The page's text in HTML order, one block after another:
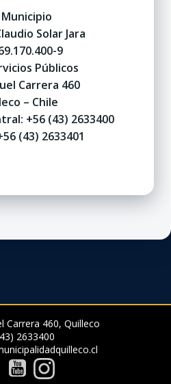
Solar Jara
9
Públicos
Carrera 460
– Chile
+56 (43) 2633400
(43) 2633401
Carrera 460, Quilleco
2633400